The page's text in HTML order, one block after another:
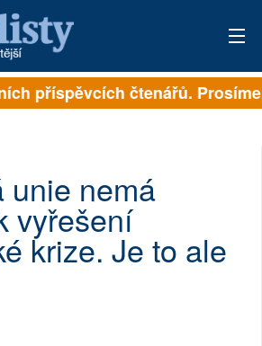
příspěvcích čtenářů.
unie nemá
vyřešení
krize. Je to ale